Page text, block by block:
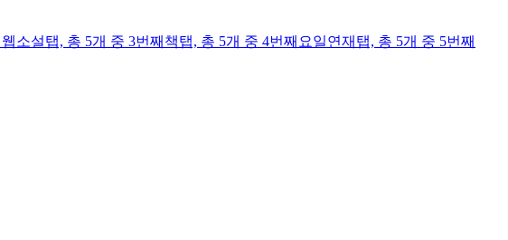
웹소설탭, 총 5개 중 3번째 책탭, 총 5개 중 4번째 요일연재 탭, 총 5개 중 5번째